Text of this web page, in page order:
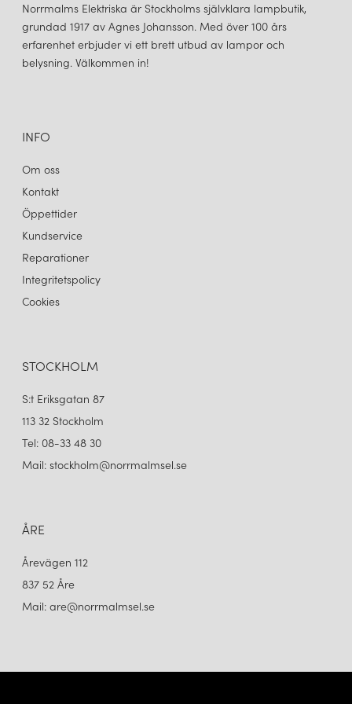
Norrmalms Elektriska är Stockholms självklara lampbutik,
grundad 1917 av Agnes Johansson. Med över 100 års
erfarenhet erbjuder vi ett brett utbud av lampor och
belysning. Välkommen in!
INFO
Om oss
Kontakt
Öppettider
Kundservice
Reparationer
Integritetspolicy
Cookies
STOCKHOLM
S:t Eriksgatan 87
113 32 Stockholm
Tel: 08-33 48 30
Mail: stockholm@norrmalmsel.se
ÅRE
Årevägen 112
837 52 Åre
Mail: are@norrmalmsel.se